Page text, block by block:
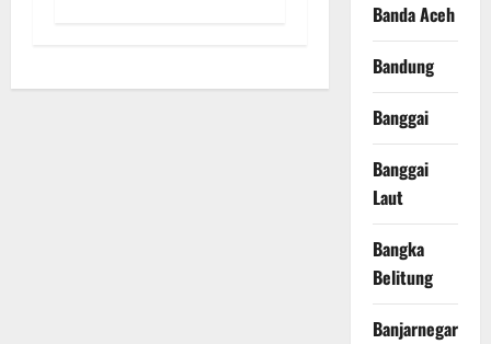
Banda Aceh
Bandung
Banggai
Banggai
Laut
Bangka
Belitung
Banjarnegara